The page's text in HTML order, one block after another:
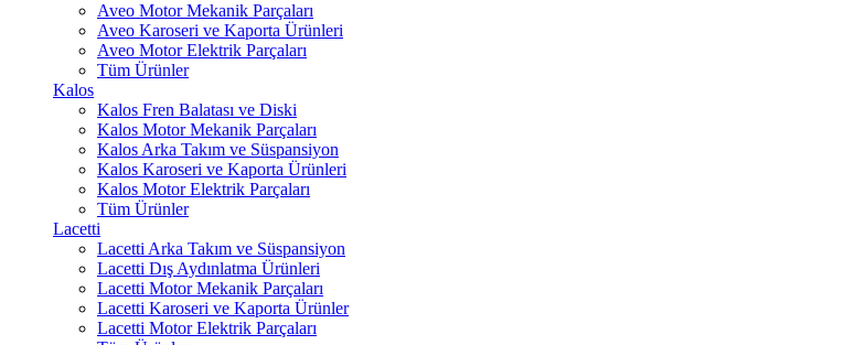
Aveo Motor Mekanik Parçaları
Aveo Karoseri ve Kaporta Ürünleri
Aveo Motor Elektrik Parçaları
Tüm Ürünler
Kalos
Kalos Fren Balatası ve Diski
Kalos Motor Mekanik Parçaları
Kalos Arka Takım ve Süspansiyon
Kalos Karoseri ve Kaporta Ürünleri
Kalos Motor Elektrik Parçaları
Tüm Ürünler
Lacetti
Lacetti Arka Takım ve Süspansiyon
Lacetti Dış Aydınlatma Ürünleri
Lacetti Motor Mekanik Parçaları
Lacetti Karoseri ve Kaporta Ürünler
Lacetti Motor Elektrik Parçaları